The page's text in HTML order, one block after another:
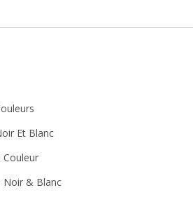
Et Blanc
Couleur
Noir & Blanc